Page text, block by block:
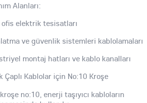
Alanları:
ofis elektrik tesisatları
ve güvenlik sistemleri kablolamaları
montaj hatları ve kablo kanalları
Çaplı Kablolar için No:10 Kroşe
no:10, enerji taşıyıcı kabloların